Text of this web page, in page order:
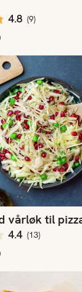
4.8 (9)
vårløk til
4.4 (13)
til pizza